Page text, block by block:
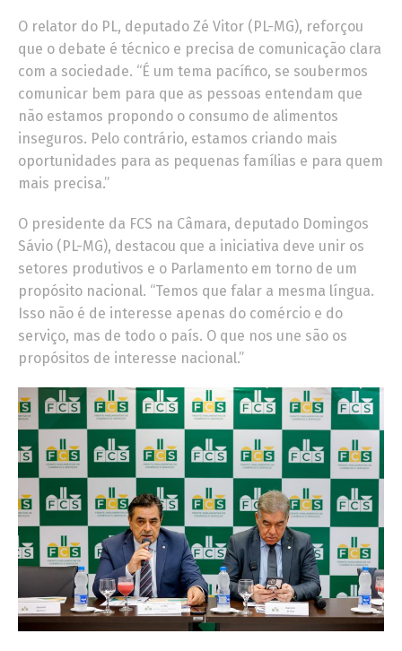
O relator do PL, deputado Zé Vitor (PL-MG), reforçou
que o debate é técnico e precisa de comunicação clara
com a sociedade. “É um tema pacífico, se soubermos
comunicar bem para que as pessoas entendam que
não estamos propondo o consumo de alimentos
inseguros. Pelo contrário, estamos criando mais
oportunidades para as pequenas famílias e para quem
mais precisa.”
O presidente da FCS na Câmara, deputado Domingos
Sávio (PL-MG), destacou que a iniciativa deve unir os
setores produtivos e o Parlamento em torno de um
propósito nacional. “Temos que falar a mesma língua.
Isso não é de interesse apenas do comércio e do
serviço, mas de todo o país. O que nos une são os
propósitos de interesse nacional.”